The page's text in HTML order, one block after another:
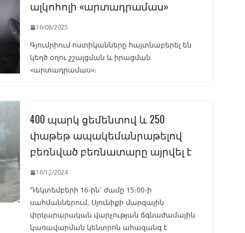
ալկոհոլի «արտադրամաս»
16/08/2025
Գյումրիում ոստիկանները հայտնաբերել են
կեղծ օղու շշալցման և իրացման
«արտադրամաս»։
400 պարկ ցեմենտով և 250
փաթեթ ապակեմանրաթելով
բեռնված բեռնատարը այրվել է
16/12/2024
Դեկտեմբերի 16-ին` ժամը 15։00-ի
սահմաններում, Սյունիքի մարզային
փրկարարական վարչության ճգնաժամային
կառավարման կենտրոն ահազանգ է